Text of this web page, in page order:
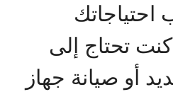
تحتاج إلى
أو صيانة جهاز